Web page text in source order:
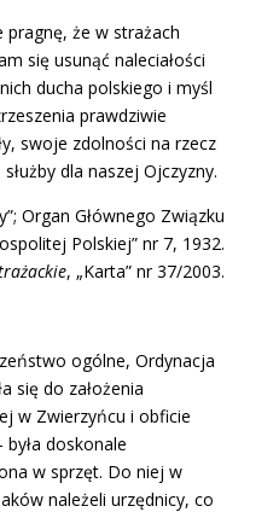
pragnę, że w strażach
się usunąć naleciałości
ducha polskiego i myśl
prawdziwie
swoje zdolności na rzecz
dla naszej Ojczyzny.
Organ Głównego Związku
Polskiej” nr 7, 1932.
, „Karta” nr 37/2003.
ogólne, Ordynacja
się do założenia
w Zwierzyńcu i obficie
doskonale
w sprzęt. Do niej w
należeli urzędnicy, co